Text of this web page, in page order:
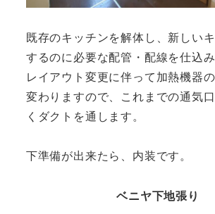
既存のキッチンを解体し、新しい
するのに必要な配管・配線を仕込み
レイアウト変更に伴って加熱機器
変わりますので、これまでの通気
くダクトを通します。
下準備が出来たら、内装です。
ベニヤ下地張り